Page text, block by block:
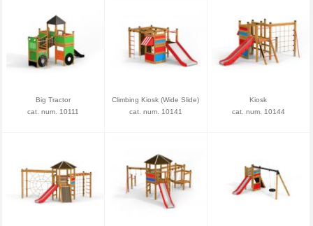
Big Tractor
cat. num. 10111
Climbing Kiosk (Wide Slide)
cat. num. 10141
Kiosk
cat. num. 10144